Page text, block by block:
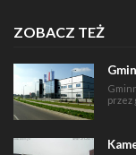
ZOBACZ TEŻ
przez